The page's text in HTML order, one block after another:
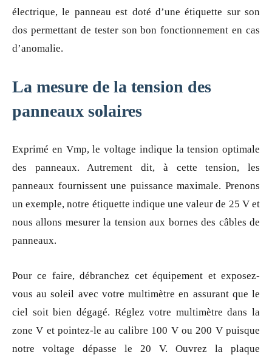
électrique, le panneau est doté d’une étiquette sur son
dos permettant de tester son bon fonctionnement en cas
d’anomalie.
La mesure de la tension des
panneaux solaires
Exprimé en Vmp, le voltage indique la tension optimale
des panneaux. Autrement dit, à cette tension, les
panneaux fournissent une puissance maximale. Prenons
un exemple, notre étiquette indique une valeur de 25 V et
nous allons mesurer la tension aux bornes des câbles de
panneaux.
Pour ce faire, débranchez cet équipement et exposez-
vous au soleil avec votre multimètre en assurant que le
ciel soit bien dégagé. Réglez votre multimètre dans la
zone V et pointez-le au calibre 100 V ou 200 V puisque
notre voltage dépasse le 20 V. Ouvrez la plaque